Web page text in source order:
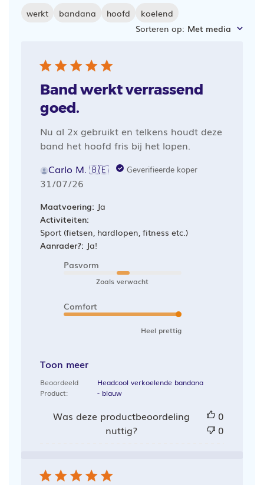
werkt bandana hoofd
koelend
Sorteren op: Met media
Band werkt verrassend
goed.
Nu al 2x gebruikt en telkens houdt deze
band het hoofd fris bij het lopen.
Carlo M. 🇧🇪
Geverifieerde koper
Publicatiedatum
31/07/26
Maatvoering: Ja
Activiteiten:
Sport (fietsen, hardlopen, fitness etc.)
Aanrader?: Ja!
Pasvorm
Zoals verwacht
Comfort
Heel prettig
Toon meer
Beoordeeld
Product:
Headcool verkoelende bandana
- blauw
Was deze productbeoordeling
nuttig?
0
0